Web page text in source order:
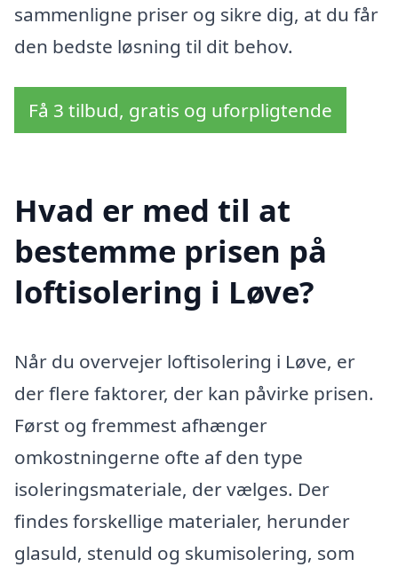
sammenligne priser og sikre dig, at du får
den bedste løsning til dit behov.
Få 3 tilbud, gratis og uforpligtende
Hvad er med til at
bestemme prisen på
loftisolering i Løve?
Når du overvejer loftisolering i Løve, er
der flere faktorer, der kan påvirke prisen.
Først og fremmest afhænger
omkostningerne ofte af den type
isoleringsmateriale, der vælges. Der
findes forskellige materialer, herunder
glasuld, stenuld og skumisolering, som